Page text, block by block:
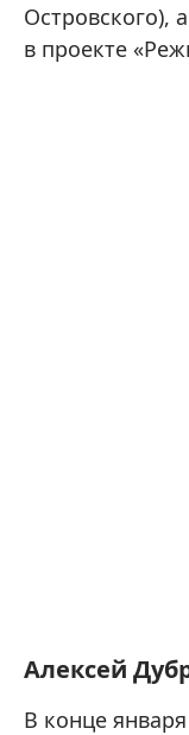
Островского),
в проекте
Алексей
В конце